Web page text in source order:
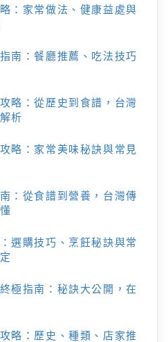
：家常做法、健康益處與
南：餐廳推薦、吃法技巧
略：從歷史到食譜，台灣
析
略：家常美味秘訣與常見
：從食譜到營養，台灣傳
選購技巧、烹飪秘訣與常
極指南：秘訣大公開，在
略：歷史、種類、店家推